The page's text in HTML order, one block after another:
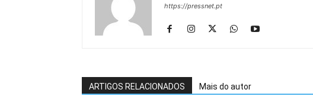
https://pressnet.pt
ARTIGOS RELACIONADOS Mais do autor